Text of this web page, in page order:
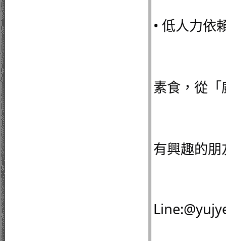
• 低人力依
素食，從
有興趣的朋